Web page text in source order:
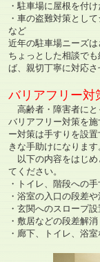
・駐車場に屋根を付
・車の盗難対策とし
など
近年の駐車場ニーズ
ちょっとした相談で
ば、親切丁寧に対応
バリアフリー対
高齢者・障害者にと
バリアフリー対策を
ー対策は手すりを設
きな手助けになります
以下の内容をはじめ
てください。
・トイレ、階段への
・浴室の入口の段差
・玄関へのスロープ設
・敷居などの段差解消
・廊下、トイレ、浴